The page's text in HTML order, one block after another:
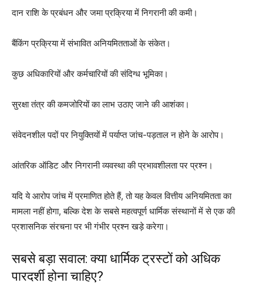
दान राशि के प्रबंधन और जमा प्रक्रिया में निगरानी की कमी।
बैंकिंग प्रक्रिया में संभावित अनियमितताओं के संकेत।
कुछ अधिकारियों और कर्मचारियों की संदिग्ध भूमिका।
सुरक्षा तंत्र की कमजोरियों का लाभ उठाए जाने की आशंका।
संवेदनशील पदों पर नियुक्तियों में पर्याप्त जांच-पड़ताल न होने के आरोप।
आंतरिक ऑडिट और निगरानी व्यवस्था की प्रभावशीलता पर प्रश्न।
यदि ये आरोप जांच में प्रमाणित होते हैं, तो यह केवल वित्तीय अनियमितता का
मामला नहीं होगा, बल्कि देश के सबसे महत्वपूर्ण धार्मिक संस्थानों में से एक की
प्रशासनिक संरचना पर भी गंभीर प्रश्न खड़े करेगा।
सबसे बड़ा सवाल: क्या धार्मिक ट्रस्टों को अधिक
पारदर्शी होना चाहिए?